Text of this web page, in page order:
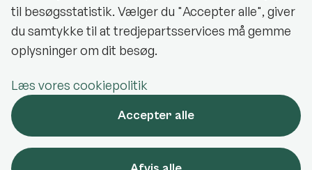
Cookiepolitik
Oplev Halsnæs på Facebook
til besøgsstatistik. Vælger du "Accepter alle", giver
du samtykke til at tredjepartsservices må gemme
oplysninger om dit besøg.
Læs vores cookiepolitik
Accepter alle